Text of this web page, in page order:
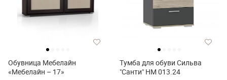
Обувница Мебелайн
«Мебелайн – 17»
Тумба для обуви Сильва
"Санти" НМ 013.24